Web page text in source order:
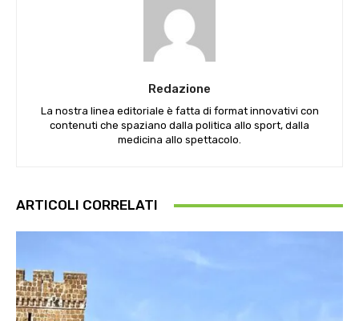
Redazione
La nostra linea editoriale è fatta di format innovativi con
contenuti che spaziano dalla politica allo sport, dalla
medicina allo spettacolo.
ARTICOLI CORRELATI